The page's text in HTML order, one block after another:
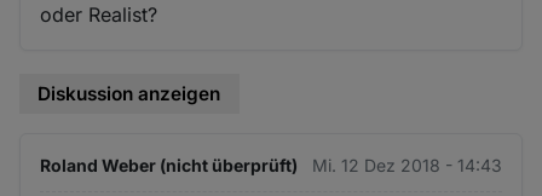
oder Realist?
Diskussion anzeigen
Roland Weber (nicht überprüft) Mi. 12 Dez 2018 - 14:43